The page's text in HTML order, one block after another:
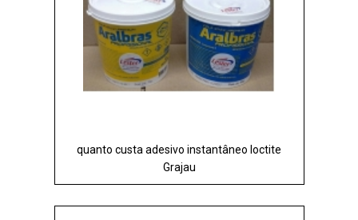
quanto custa adesivo instantâneo loctite
Grajau